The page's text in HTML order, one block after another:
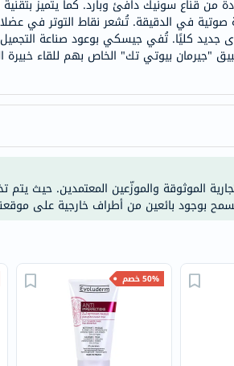
العظام
والمفاصل
المخ
صحة
دعم
السكري
دعم
والمسالك
البولية
دعم
الكبد
من قناع سونيك دافئ وبارد. كما يتميز
غير المرئية من بشرتكِ من خلال أكثر من 11,000 نبضة صوتية في
كليًا. تُفي جيسكي بوعود صناعة التجميل
بيوتي تك" الخاص بهم للقاء خبيرة
الموثوقة والموزّعين المعتمدين. حيث
بوجود بائعين من أطراف خارجية على موقعنا
50% خصم